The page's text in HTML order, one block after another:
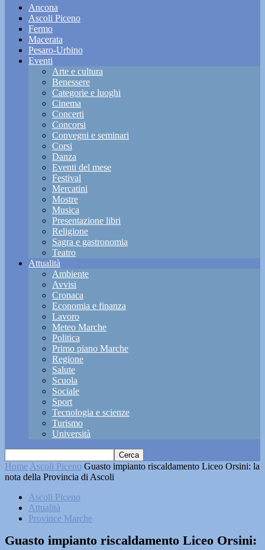
Ancona
Ascoli Piceno
Fermo
Macerata
Pesaro-Urbino
Eventi
Arte e cultura
Benessere
Categorie e luoghi
Cinema
Concerti
Concorsi
Convegni e seminari
Corsi
Danza
Eventi del mese
Festival
Mercatini
Mostre
Musica
Presentazione libri
Religione
Sagra e gastronomia
Teatro
Attualità
Ambiente
Avvisi
Cronaca
Economia e finanza
Lavoro
Meteo Marche
Politica
Primo piano Marche
Regione
Salute
Scuola
Sociale
Sport
Tecnologia e scienze
Turismo
Università
Home Ascoli Piceno Guasto impianto riscaldamento Liceo Orsini: la
nota della Provincia di Ascoli
Ascoli Piceno
Attualità
Province Marche
Guasto impianto riscaldamento Liceo Orsini: